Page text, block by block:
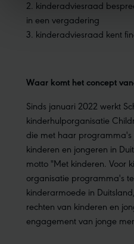
2. kinderadviesraad
in een vergadering
3. kinderadviesraad kent
Waar komt het concept
Sinds januari 2022 werkt
kinderhulporganisatie
die met haar
kinderen en jongeren in
motto "Met kinderen. Voor
organisatie programma's
kinderarmoede in
rechten van kinderen en
engagement van jonge